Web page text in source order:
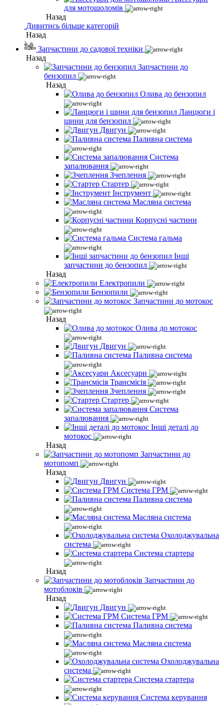
для мотошоломів
Назад
Дивитись більше категорій
Назад
Запчастини до садової техніки
Назад
Запчастини до
бензопил
Назад
Олива до бензопил
Ланцюги і
шини для бензопил
Двигун
Паливна система
Система
запалювання
Зчеплення
Стартер
Інструмент
Масляна система
Корпусні частини
Система гальма
Інші
запчастини до бензопил
Назад
Електропили
Бензопили
Запчастини до мотокос
Назад
Олива до мотокос
Двигун
Паливна система
Аксесуари
Трансмісія
Зчеплення
Стартер
Система
запалювання
Інші деталі до
мотокос
Назад
Запчастини до
мотопомп
Назад
Двигун
Система ГРМ
Паливна система
Масляна система
Охолоджувальна
система
Система стартера
Назад
Запчастини до
мотоблоків
Назад
Двигун
Система ГРМ
Паливна система
Масляна система
Охолоджувальна
система
Система стартера
Система керування